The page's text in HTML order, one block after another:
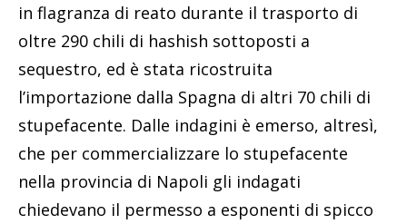
in flagranza di reato durante il trasporto di
oltre 290 chili di hashish sottoposti a
sequestro, ed è stata ricostruita
l’importazione dalla Spagna di altri 70 chili di
stupefacente. Dalle indagini è emerso, altresì,
che per commercializzare lo stupefacente
nella provincia di Napoli gli indagati
chiedevano il permesso a esponenti di spicco